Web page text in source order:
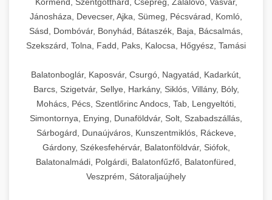
Jánosháza, Devecser, Ajka, Sümeg, Pécsvárad, Komló,
Sásd, Dombóvár, Bonyhád, Bátaszék, Baja, Bácsalmás,
Szekszárd, Tolna, Fadd, Paks, Kalocsa, Hőgyész, Tamási
Balatonboglár, Kaposvár, Csurgó, Nagyatád, Kadarkút,
Barcs, Szigetvár, Sellye, Harkány, Siklós, Villány, Bóly,
Mohács, Pécs, Szentlőrinc Andocs, Tab, Lengyeltóti,
Simontornya, Enying, Dunaföldvár, Solt, Szabadszállás,
Sárbogárd, Dunaújváros, Kunszentmiklós, Ráckeve,
Gárdony, Székesfehérvár, Balatonföldvár, Siófok,
Balatonalmádi, Polgárdi, Balatonfűzfő, Balatonfüred,
Veszprém, Sátoraljaújhely